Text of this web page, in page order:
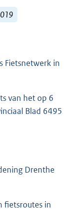
Fietsnetwerk in
van het op 6
Blad 6495
Drenthe
fietsroutes in